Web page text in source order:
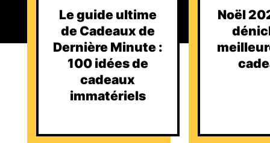
Le guide ultime
de Cadeaux de
Dernière Minute :
100 idées de
cadeaux
immatériels
Noël